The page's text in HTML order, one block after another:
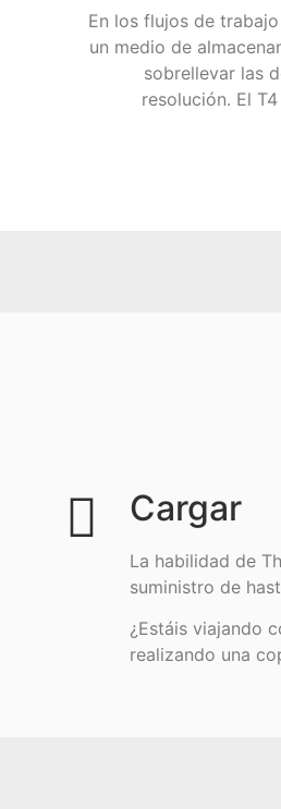
En los flujos de
un medio de
sobrellevar las
resolución. El
Cargar
La habilidad de
suministro de
¿Estáis viajando
realizando una